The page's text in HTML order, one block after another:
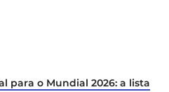
para o Mundial 2026: a lista